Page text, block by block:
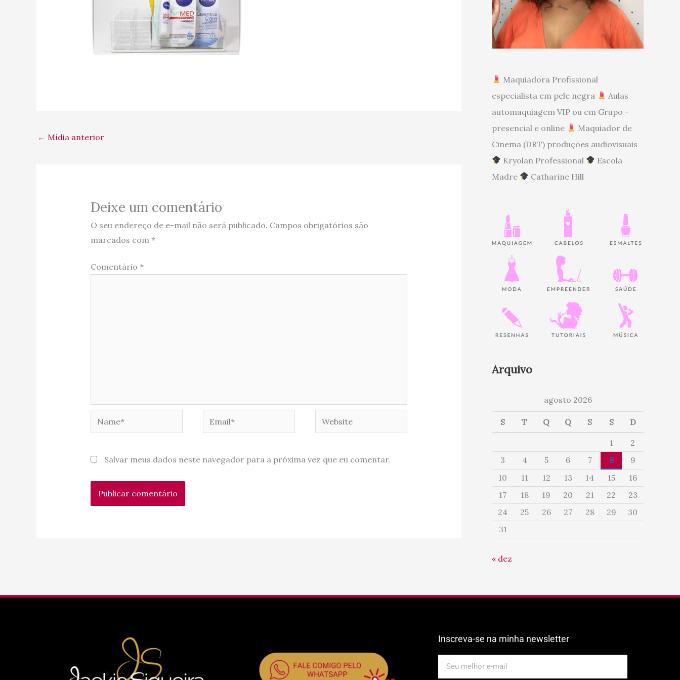
← Mídia anterior
Deixe um comentário
O seu endereço de e-mail não será publicado. Campos obrigatórios são
marcados com *
Comentário *
Website
Salvar meus dados neste navegador para a próxima vez que eu comentar.
Maquiadora Profissional
especialista em pele negra
Aulas
automaquiagem VIP ou em Grupo -
presencial e online
Maquiador de
Cinema (DRT) produções audiovisuais
Kryolan Professional
Escola
Madre
Catharine Hill
Arquivo
agosto 2026
S T Q Q S S D
1
2
3
4 5 6 7 8
9
10
11 12 13 14 15
16
17
18 19 20 21 22
23
24
25 26 27 28 29
30
31
« dez
Inscreva-se na minha newsletter